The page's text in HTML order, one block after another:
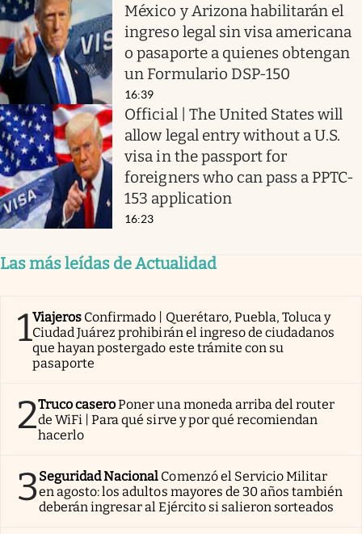
México y Arizona habilitarán el
ingreso legal sin visa americana
o pasaporte a quienes obtengan
un Formulario DSP-150
16:39
Official | The United States will
allow legal entry without a U.S.
visa in the passport for
foreigners who can pass a PPTC-
153 application
16:23
Las más leídas de Actualidad
1Viajeros Confirmado | Querétaro, Puebla, Toluca y
Ciudad Juárez prohibirán el ingreso de ciudadanos
que hayan postergado este trámite con su
pasaporte
2Truco caseroPoner una moneda arriba del router
de WiFi | Para qué sirve y por qué recomiendan
hacerlo
3Seguridad Nacional Comenzó el Servicio Militar
en agosto: los adultos mayores de 30 años también
deberán ingresar al Ejército si salieron sorteados